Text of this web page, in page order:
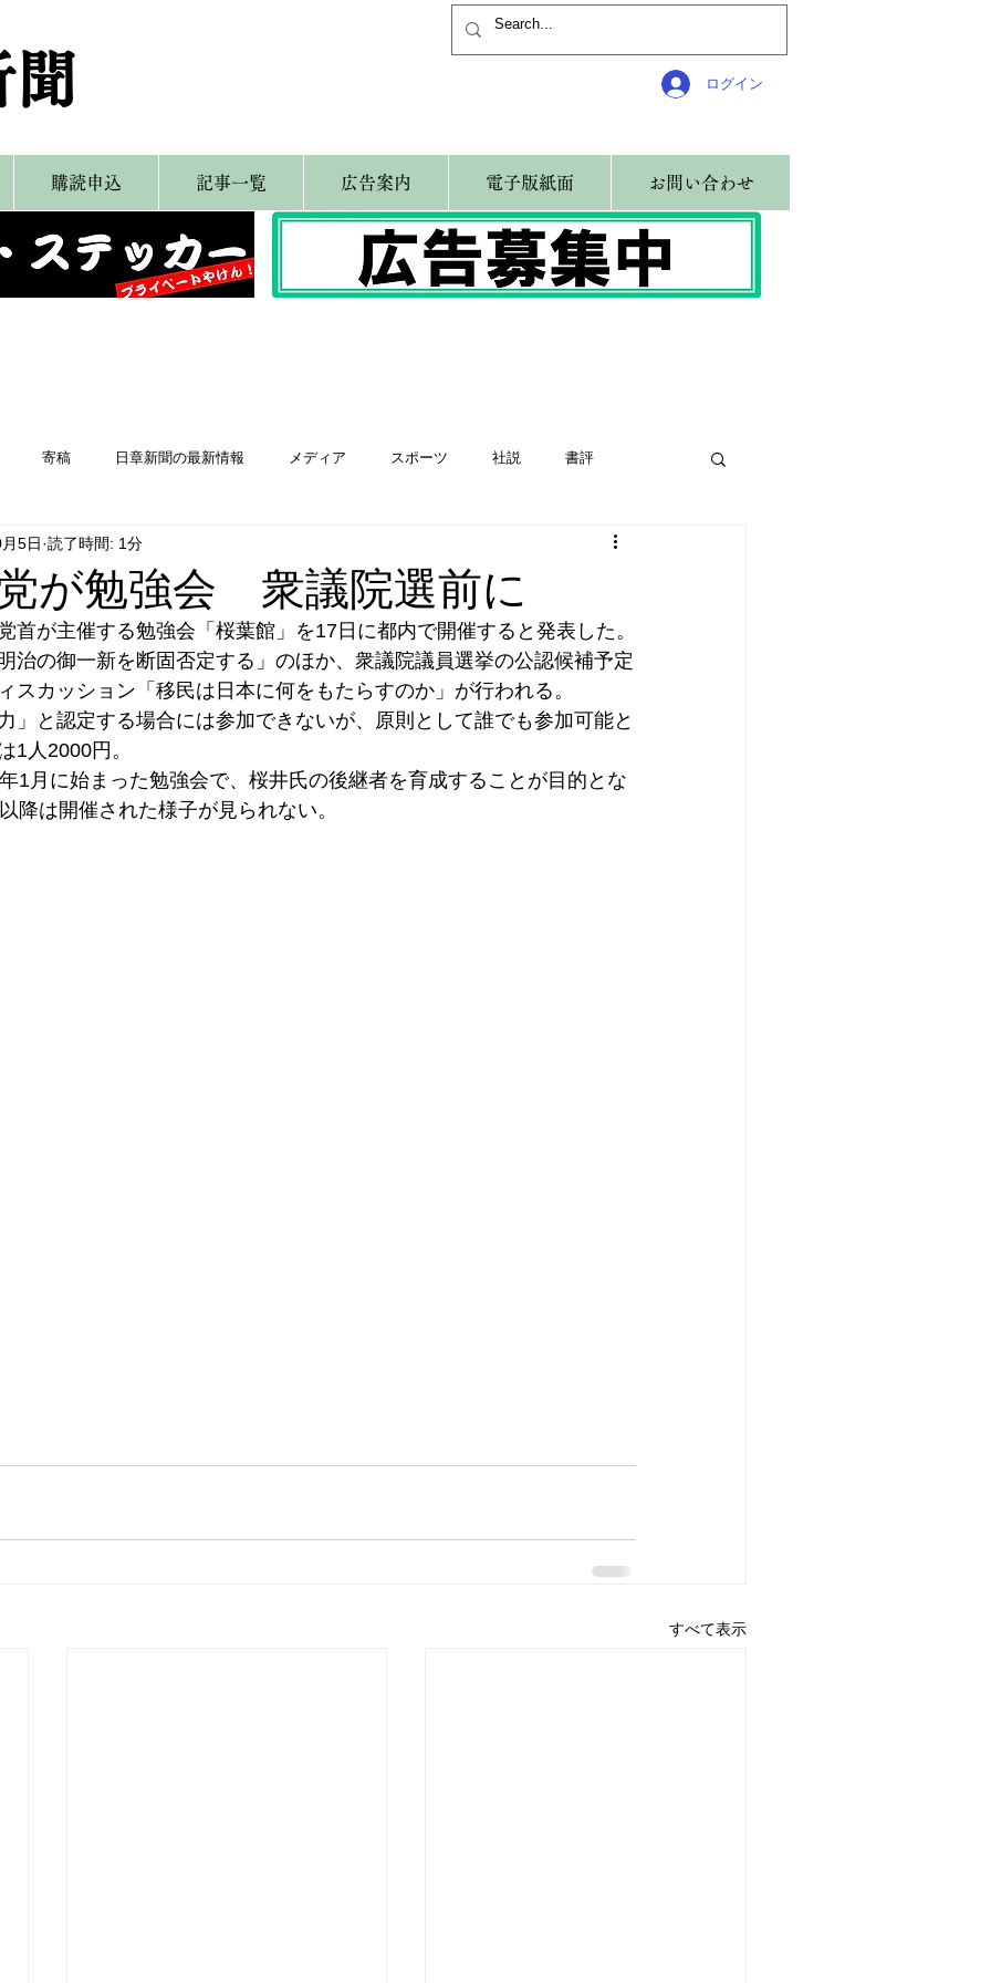
ログイン
購読申込 記事一覧 広告案内 電子版紙面 お問い合わせ
寄稿 日章新聞の最新情報 メディア スポーツ 社説 書評
はやぶさ党 自民党
が勉強会 衆議院選前に
5日 読了時間: 1分
首が主催する勉強会「桜葉館」を17日に都内で開催すると発表した。
治の御一新を断固否定する」のほか、衆議院議員選挙の公認候補予定
スカッション「移民は日本に何をもたらすのか」が行われる。
」と認定する場合には参加できないが、原則として誰でも参加可能と
1人2000円。
1月に始まった勉強会で、桜井氏の後継者を育成することが目的とな
降は開催された様子が見られない。
すべて表示